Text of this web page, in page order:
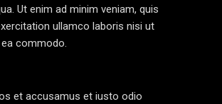
Ut enim ad minim veniam, quis
ullamco laboris nisi ut
commodo.
et accusamus et iusto odio